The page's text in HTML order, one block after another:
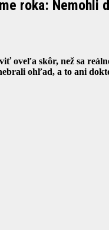
roka: Nemohli
oveľa skôr, než sa
ohľad, a to ani